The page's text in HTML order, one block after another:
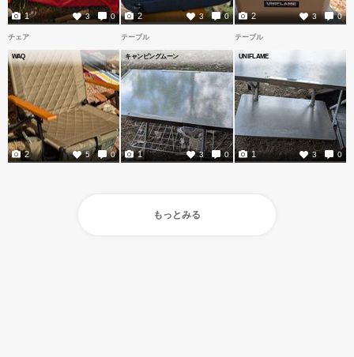
3 0
1 3 0
2 3 0
2
チェア
WAQ
5 0
2
テーブル
キャンピングムーン
3 0
1
テーブル
UNIFLAME
3 0
1
もっとみる